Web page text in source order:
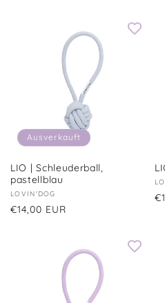
e
:
Ausverkauft
LIO | Schleuderball,
pastellblau
Anbieter:
LOVIN'DOG
Normaler
€14,00 EUR